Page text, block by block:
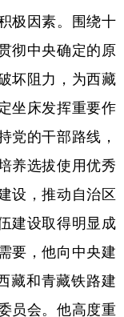
极因素。围绕十
彻中央确定的原
坏阻力，为西藏
坐床发挥重要作
党的干部路线，
养选拔使用优秀
设，推动自治区
建设取得明显成
要，他向中央建
藏和青藏铁路建
员会。他高度重